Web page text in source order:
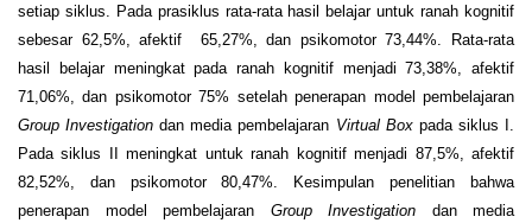
setiap siklus. Pada prasiklus rata-rata hasil belajar untuk ranah kognitif
sebesar 62,5%, afektif 65,27%, dan psikomotor 73,44%. Rata-rata
hasil belajar meningkat pada ranah kognitif menjadi 73,38%, afektif
71,06%, dan psikomotor 75% setelah penerapan model pembelajaran
Group Investigation dan media pembelajaran Virtual Boxpada siklus I.
Pada siklus II meningkat untuk ranah kognitif menjadi 87,5%, afektif
82,52%, dan psikomotor 80,47%. Kesimpulan penelitian bahwa
penerapan model pembelajaran Group Investigation dan media